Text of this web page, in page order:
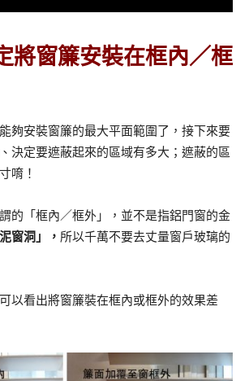
將窗簾安裝在框內／框
夠安裝窗簾的最大平面範圍了，接下來要
決定要遮蔽起來的區域有多大；遮蔽的區
唷！
的「框內／框外」，並不是指鋁門窗的金
窗洞」， 所以千萬不要去丈量窗戶玻璃的
以看出將窗簾裝在框內或框外的效果差